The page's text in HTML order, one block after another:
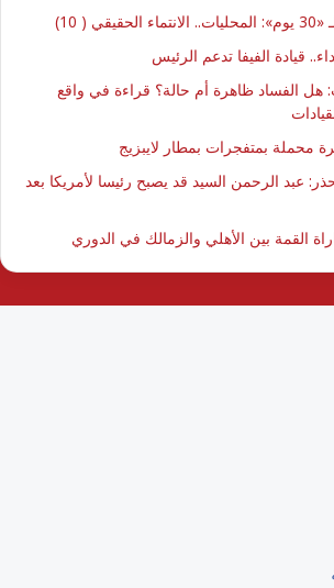
( 10)
قيادة الفيفا تدعم الرئيس
هل الفساد ظاهرة أم حالة؟ قراءة في واقع
محملة بمتفجرات بمطار لايبزيج
عبد الرحمن السيد قد يصبح رئيسا لأمريكا بعد
القمة بين الأهلي والزمالك في الدوري